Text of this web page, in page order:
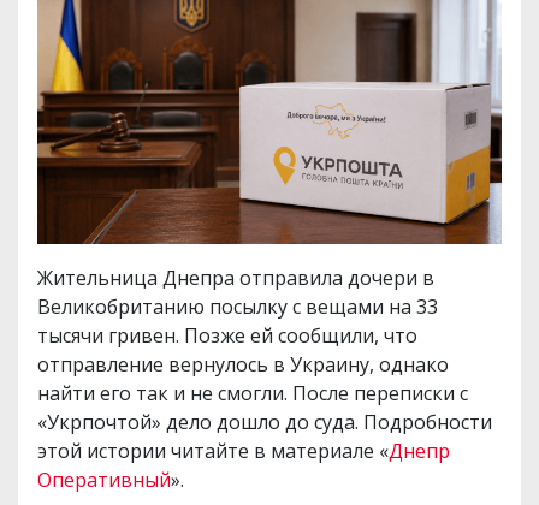
Жительница Днепра отправила дочери в
Великобританию посылку с вещами на 33
тысячи гривен. Позже ей сообщили, что
отправление вернулось в Украину, однако
найти его так и не смогли. После переписки с
«Укрпочтой» дело дошло до суда. Подробности
этой истории читайте в материале «Днепр
Оперативный».